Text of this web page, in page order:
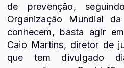
de prevenção,
Organização Mundial
conhecem, basta agir
Caio Martins, diretor de
que tem divulgado